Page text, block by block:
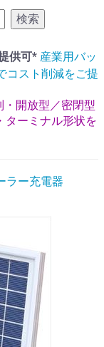
検索
供可* 産業用バッ
コスト削減をご提
開放型／密閉型
ターミナル形状を
ラー充電器